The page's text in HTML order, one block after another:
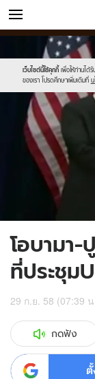
ข่าว
เว็บไซต์นี้ใช้คุกกี้ เพื่อให้ท่านได้
ของเรา โปรดศึกษาเพิ่มเติมที่ น
//s.isanook.com/
new-
sanook.png
//s.isanook.com/ns/
01.jpg
โอบามา
ที่ประชุม
29 ก.ย. 58 (07:39
กดฟัง
ตั้